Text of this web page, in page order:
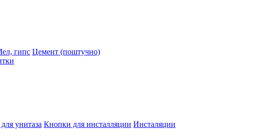
гипс Цемент (поштучно)
унитаза Кнопки для инсталляции Инсталяции